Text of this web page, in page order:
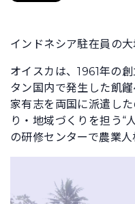
インドネシア駐在員の大
オイスカは、1961年の
タン国内で発生した飢
家有志を両国に派遣し
り・地域づくりを担う“
の研修センターで農業人